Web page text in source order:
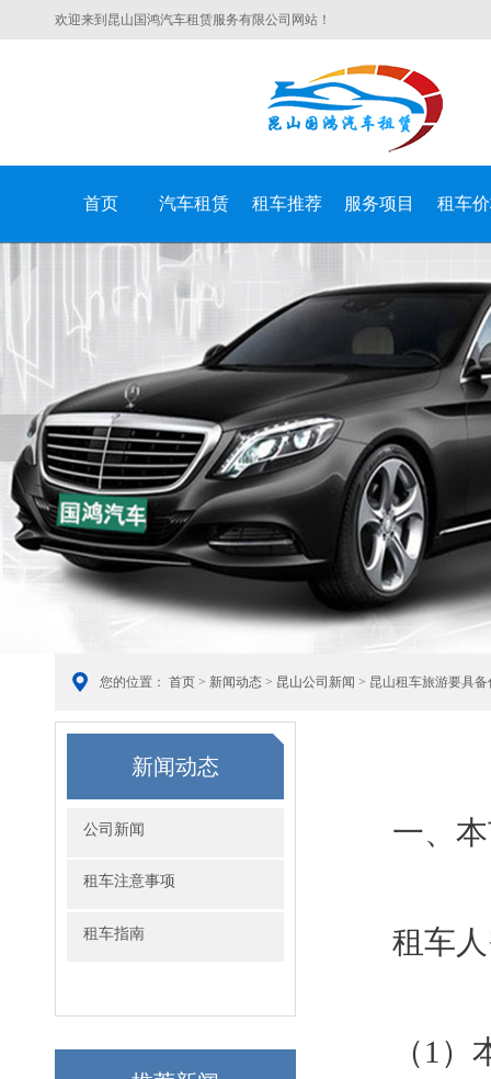
欢迎来到昆山国鸿汽车租赁服务有限公司网站！
昆山国鸿汽车租赁服务有限公司
首页 汽车租赁 租车推荐 服务项目 租车
您的位置： 首页 > 新闻动态 > 昆山公司新闻 > 昆山租车旅游要具备
新闻动态
公司新闻
租车注意事项
租车指南
一、
租车
（1